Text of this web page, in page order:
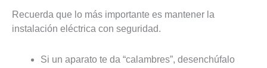
Recuerda que lo más importante es mantener la
instalación eléctrica con seguridad.
Si un aparato te da “calambres”, desenchúfalo